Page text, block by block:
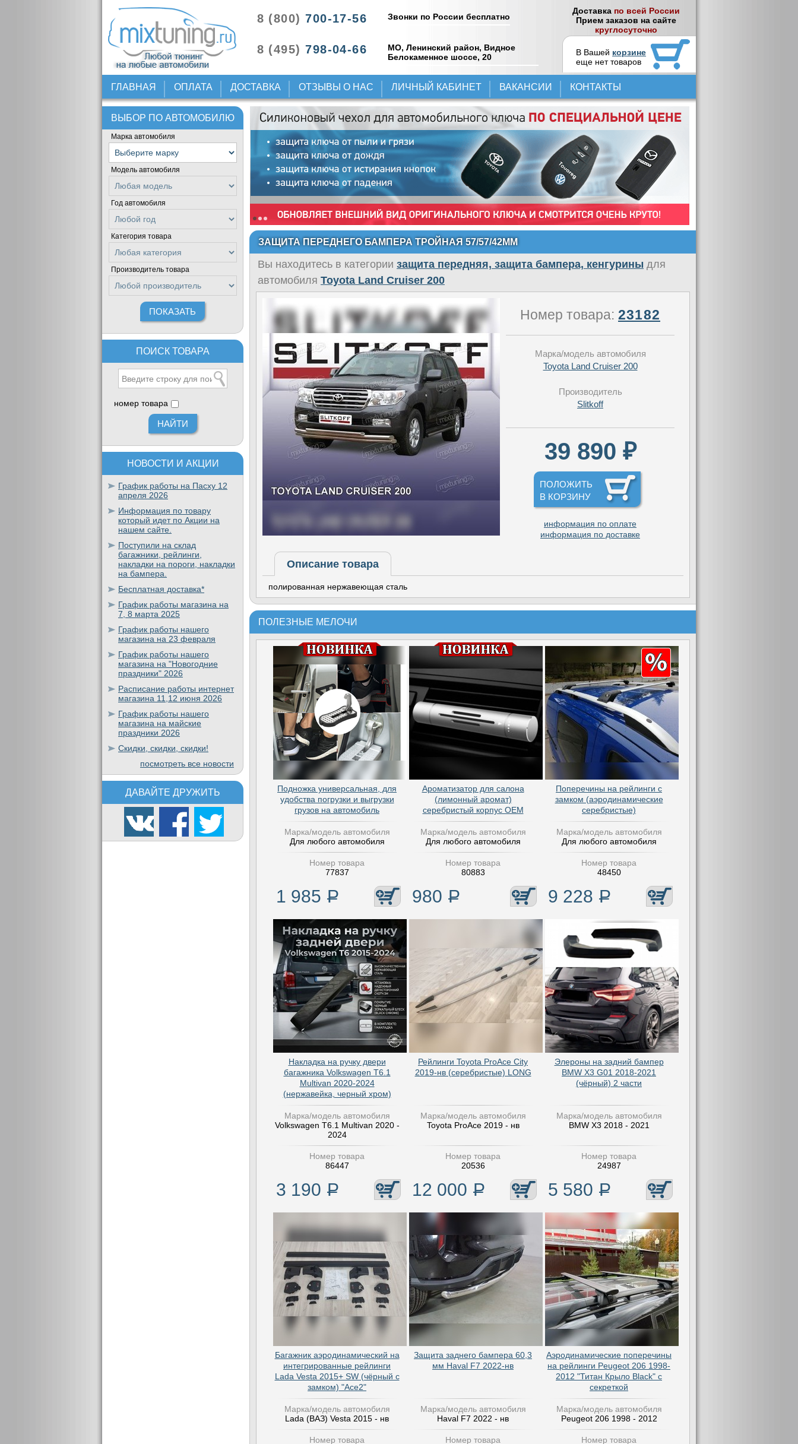
8 (800) 700-17-56
8 (495) 798-04-66
Звонки по России бесплатно
МО, Ленинский район, Видное
Белокаменное шоссе, 20
Доставка по всей России
Прием заказов на сайте
круглосуточно
В Вашей корзине
еще нет товаров
ГЛАВНАЯ ОПЛАТА ДОСТАВКА ОТЗЫВЫ О НАС ЛИЧНЫЙ КАБИНЕТ ВАКАНСИИ КОНТАКТЫ
ВЫБОР ПО АВТОМОБИЛЮ
Марка автомобиля
Модель автомобиля
Год автомобиля
Категория товара
Производитель товара
ПОИСК ТОВАРА
номер товара
НОВОСТИ И АКЦИИ
График работы на Пасху 12
апреля 2026
Информация по товару
который идет по Акции на
нашем сайте.
Поступили на склад
багажники, рейлинги,
накладки на пороги, накладки
на бампера.
Бесплатная доставка*
График работы магазина на
7, 8 марта 2025
График работы нашего
магазина на 23 февраля
График работы нашего
магазина на "Новогодние
праздники" 2026
Расписание работы интернет
магазина 11,12 июня 2026
График работы нашего
магазина на майские
праздники 2026
Скидки, скидки, скидки!
посмотреть все новости
ДАВАЙТЕ ДРУЖИТЬ
ЗАЩИТА ПЕРЕДНЕГО БАМПЕРА ТРОЙНАЯ 57/57/42ММ
Вы находитесь в категории защита передняя, защита бампера, кенгурины для
автомобиля Toyota Land Cruiser 200
Номер товара: 23182
Марка/модель автомобиля
Toyota Land Cruiser 200
Производитель
Slitkoff
39 890 ₽
ПОЛОЖИТЬ
В КОРЗИНУ
информация по оплате
информация по доставке
Описание товара
полированная нержавеющая сталь
ПОЛЕЗНЫЕ МЕЛОЧИ
Подножка универсальная, для
удобства погрузки и выгрузки
грузов на автомобиль
Марка/модель автомобиля
Для любого автомобиля
Номер товара
77837
1 985 Р
Ароматизатор для салона
(лимонный аромат)
серебристый корпус OEM
Марка/модель автомобиля
Для любого автомобиля
Номер товара
80883
980 Р
Поперечины на рейлинги с
замком (аэродинамические
серебристые)
Марка/модель автомобиля
Для любого автомобиля
Номер товара
48450
9 228 Р
Накладка на ручку двери
багажника Volkswagen T6.1
Multivan 2020-2024
(нержавейка, черный хром)
Марка/модель автомобиля
Volkswagen T6.1 Multivan 2020 -
2024
Номер товара
86447
3 190 Р
Рейлинги Toyota ProAce City
2019-нв (серебристые) LONG
Марка/модель автомобиля
Toyota ProAce 2019 - нв
Номер товара
20536
12 000 Р
Элероны на задний бампер
BMW X3 G01 2018-2021
(чёрный) 2 части
Марка/модель автомобиля
BMW X3 2018 - 2021
Номер товара
24987
5 580 Р
Багажник аэродинамический на
интегрированные рейлинги
Lada Vesta 2015+ SW (чёрный с
замком) "Ace2"
Марка/модель автомобиля
Lada (ВАЗ) Vesta 2015 - нв
Номер товара
Защита заднего бампера 60,3
мм Haval F7 2022-нв
Марка/модель автомобиля
Haval F7 2022 - нв
Номер товара
Аэродинамические поперечины
на рейлинги Peugeot 206 1998-
2012 "Титан Крыло Black" с
секреткой
Марка/модель автомобиля
Peugeot 206 1998 - 2012
Номер товара